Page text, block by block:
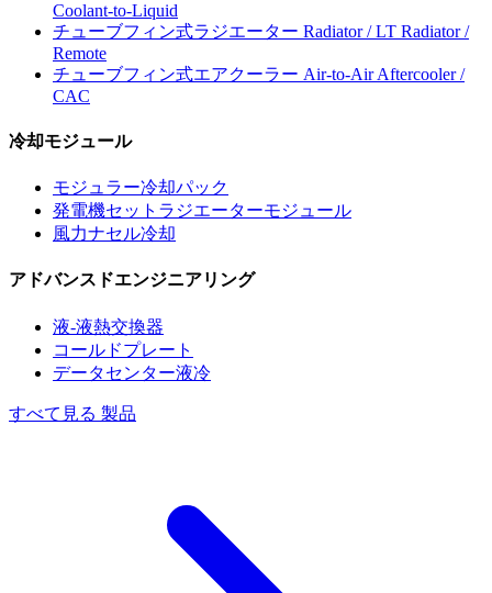
Coolant-to-Liquid
チューブフィン式ラジエーター Radiator / LT Radiator /
Remote
チューブフィン式エアクーラー Air-to-Air Aftercooler /
CAC
冷却モジュール
モジュラー冷却パック
発電機セットラジエーターモジュール
風力ナセル冷却
アドバンスドエンジニアリング
液-液熱交換器
コールドプレート
データセンター液冷
すべて見る 製品